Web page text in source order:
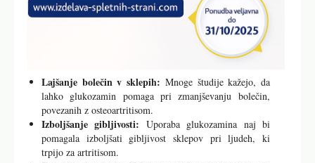
Lajšanje bolečin v sklepih: Mnoge študije kažejo, da
lahko glukozamin pomaga pri zmanjševanju bolečin,
povezanih z osteoartritisom.
Izboljšanje gibljivosti: Uporaba glukozamina naj bi
pomagala izboljšati gibljivost sklepov pri ljudeh, ki
trpijo za artritisom.